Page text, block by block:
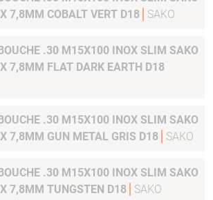
MAX 7,8MM COBALT VERT D18
SAKO
.30 M15X100 INOX SLIM SAKO
MAX 7,8MM FLAT DARK EARTH D18
.30 M15X100 INOX SLIM SAKO
MAX 7,8MM GUN METAL GRIS D18
SAKO
.30 M15X100 INOX SLIM SAKO
MAX 7,8MM TUNGSTEN D18
SAKO